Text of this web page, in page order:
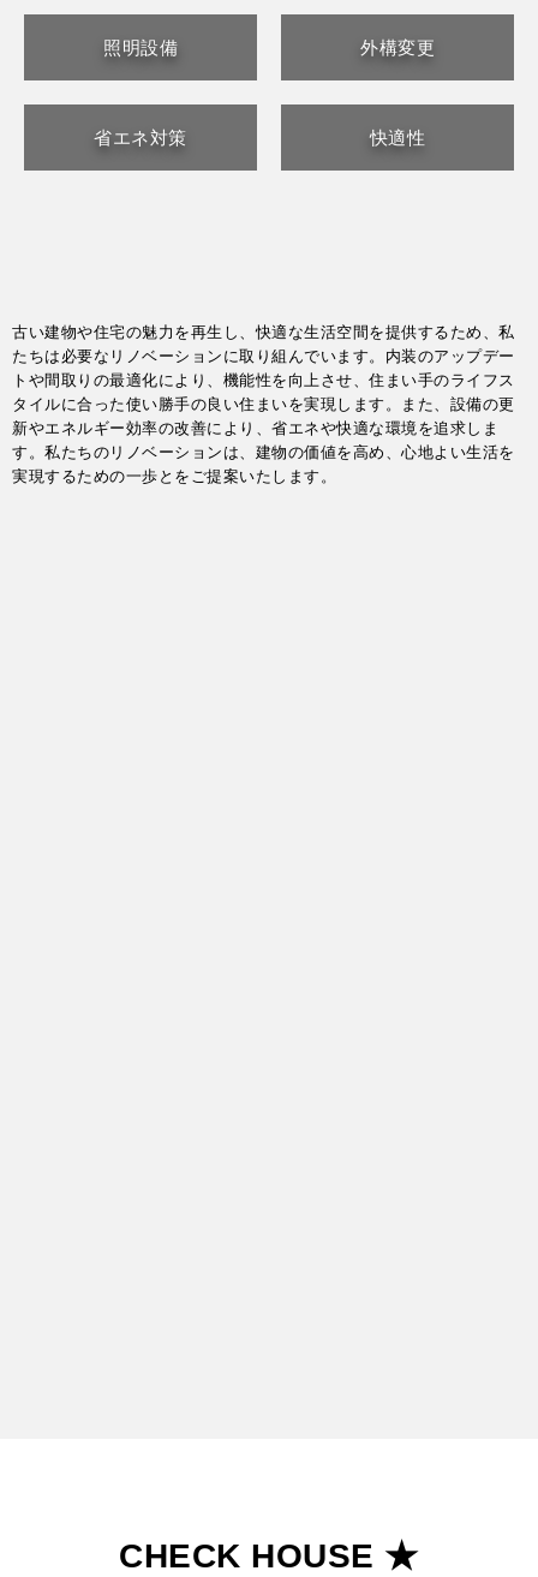
照明設備 外構変更
省エネ対策 快適性
古い建物や住宅の魅力を再生し、快適な生活空間を提供するため、私
たちは必要なリノベーションに取り組んでいます。内装のアップデー
トや間取りの最適化により、機能性を向上させ、住まい手のライフス
タイルに合った使い勝手の良い住まいを実現します。また、設備の更
新やエネルギー効率の改善により、省エネや快適な環境を追求しま
す。私たちのリノベーションは、建物の価値を高め、心地よい生活を
実現するための一歩とをご提案いたします。
CHECK HOUSE ★